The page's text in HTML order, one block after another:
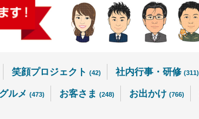
笑顔プロジェクト (42) 社内行事・研修 (311)
グルメ (473) お客さま (248) お出かけ (766)